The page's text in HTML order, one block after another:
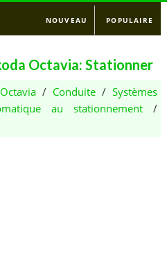
NOUVEAU POPULAIRE
Octavia: Stationner
/ Conduite /Systèmes
au stationnement /